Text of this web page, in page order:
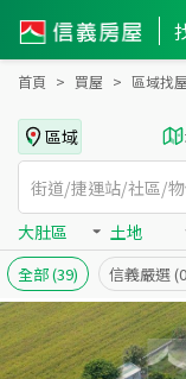
台中
首頁 買屋 區域找屋
區域
大肚區 土地
全部(39) 信義嚴選